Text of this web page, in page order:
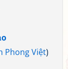
Phong Việt)